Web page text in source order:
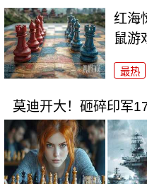
红海
鼠游
最热
莫迪开大！砸碎印军